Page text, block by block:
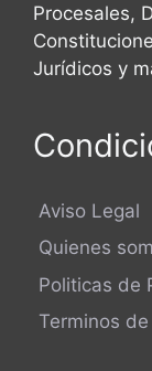
Procesales,
Jurídicos y
Aviso Legal
Quienes
Politicas de
Terminos